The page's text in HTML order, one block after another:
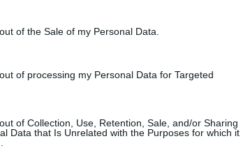
of the Sale of my Personal Data.
of processing my Personal Data for Targeted
of Collection, Use, Retention, Sale, and/or Sharing
Data that Is Unrelated with the Purposes for which it